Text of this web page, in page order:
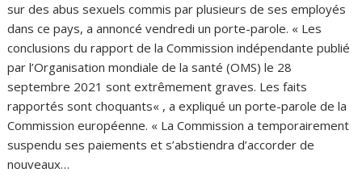
sur des abus sexuels commis par plusieurs de ses employés
dans ce pays, a annoncé vendredi un porte-parole. « Les
conclusions du rapport de la Commission indépendante publié
par l’Organisation mondiale de la santé (OMS) le 28
septembre 2021 sont extrêmement graves. Les faits
rapportés sont choquants« , a expliqué un porte-parole de la
Commission européenne. « La Commission a temporairement
suspendu ses paiements et s’abstiendra d’accorder de
nouveaux…